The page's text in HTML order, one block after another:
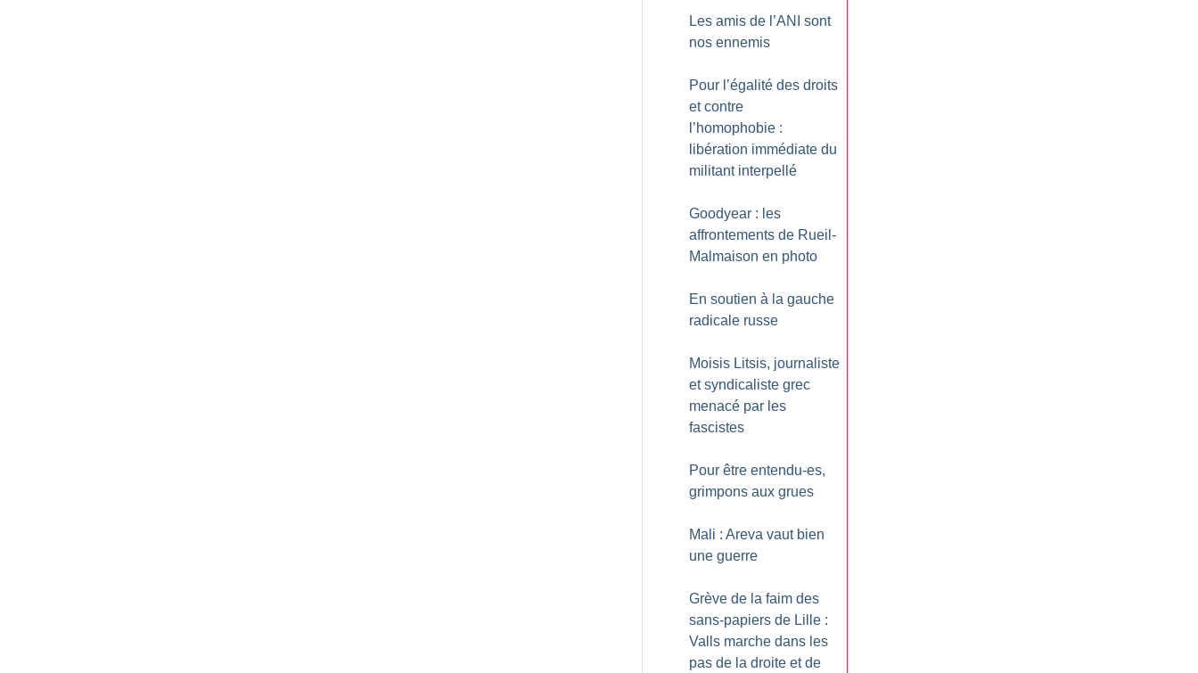
Les amis de l’ANI sont
nos ennemis
Pour l’égalité des droits
et contre
l’homophobie :
libération immédiate du
militant interpellé
Goodyear : les
affrontements de Rueil-
Malmaison en photo
En soutien à la gauche
radicale russe
Moisis Litsis, journaliste
et syndicaliste grec
menacé par les
fascistes
Pour être entendu-es,
grimpons aux grues
Mali : Areva vaut bien
une guerre
Grève de la faim des
sans-papiers de Lille :
Valls marche dans les
pas de la droite et de